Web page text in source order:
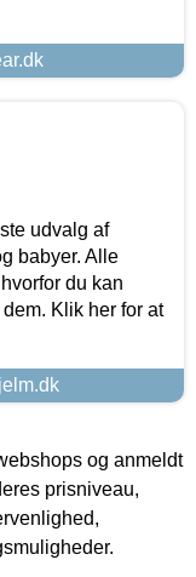
udvalg af
babyer. Alle
du kan
Klik her for at
og anmeldt
prisniveau,